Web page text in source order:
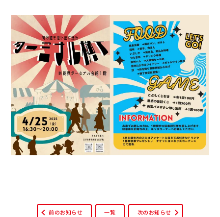
前のお知らせ 一覧 次のお知らせ